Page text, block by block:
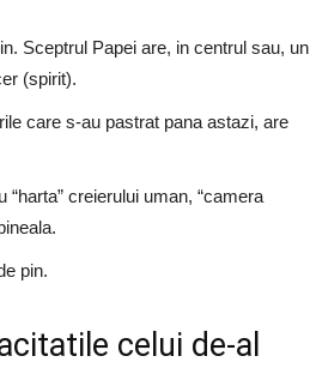
Sceptrul Papei are, in centrul sau, un
(spirit).
care s-au pastrat pana astazi, are
creierului uman, “camera
pin.
celui de-al